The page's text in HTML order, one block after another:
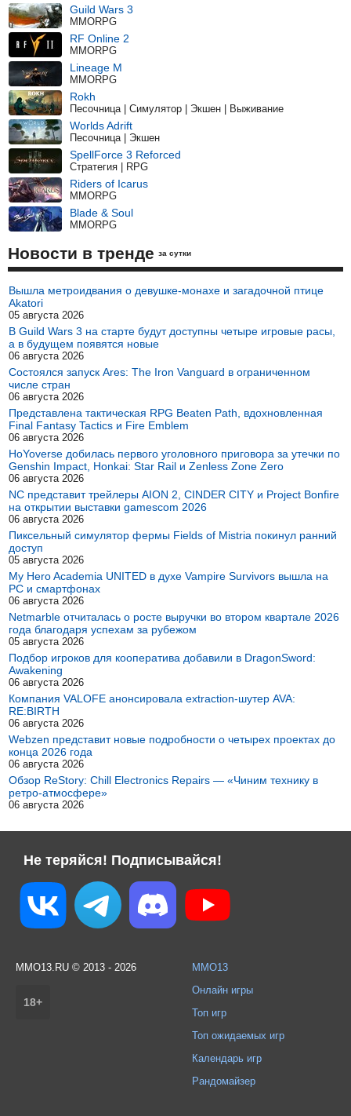
Guild Wars 3
MMORPG
RF Online 2
MMORPG
Lineage M
MMORPG
Rokh
Песочница | Симулятор | Экшен | Выживание
Worlds Adrift
Песочница | Экшен
SpellForce 3 Reforced
Стратегия | RPG
Riders of Icarus
MMORPG
Blade & Soul
MMORPG
Новости в тренде за сутки
Вышла метроидвания о девушке-монахе и загадочной птице
Akatori
05 августа 2026
В Guild Wars 3 на старте будут доступны четыре игровые расы,
а в будущем появятся новые
06 августа 2026
Состоялся запуск Ares: The Iron Vanguard в ограниченном
числе стран
06 августа 2026
Представлена тактическая RPG Beaten Path, вдохновленная
Final Fantasy Tactics и Fire Emblem
06 августа 2026
HoYoverse добилась первого уголовного приговора за утечки по
Genshin Impact, Honkai: Star Rail и Zenless Zone Zero
06 августа 2026
NC представит трейлеры AION 2, CINDER CITY и Project Bonfire
на открытии выставки gamescom 2026
06 августа 2026
Пиксельный симулятор фермы Fields of Mistria покинул ранний
доступ
05 августа 2026
My Hero Academia UNITED в духе Vampire Survivors вышла на
PC и смартфонах
06 августа 2026
Netmarble отчиталась о росте выручки во втором квартале 2026
года благодаря успехам за рубежом
05 августа 2026
Подбор игроков для кооператива добавили в DragonSword:
Awakening
06 августа 2026
Компания VALOFE анонсировала extraction-шутер AVA:
RE:BIRTH
06 августа 2026
Webzen представит новые подробности о четырех проектах до
конца 2026 года
06 августа 2026
Обзор ReStory: Chill Electronics Repairs — «Чиним технику в
ретро-атмосфере»
06 августа 2026
Не теряйся! Подписывайся!
MMO13.RU © 2013 - 2026
18+
MMO13
Онлайн игры
Топ игр
Топ ожидаемых игр
Календарь игр
Рандомайзер